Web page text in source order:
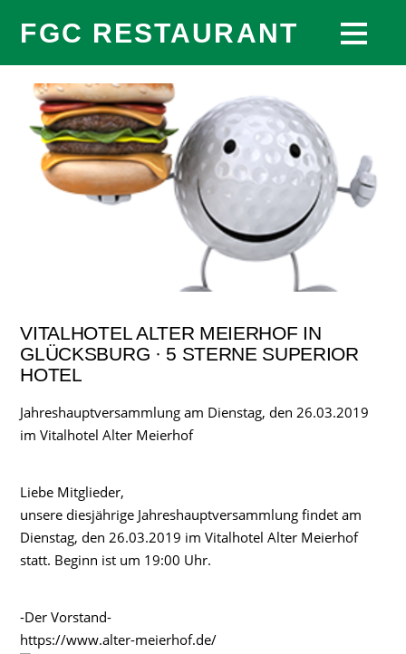
FGC RESTAURANT
VITALHOTEL ALTER MEIERHOF IN
GLÜCKSBURG · 5 STERNE SUPERIOR
HOTEL
Jahreshauptversammlung am Dienstag, den 26.03.2019
im Vitalhotel Alter Meierhof
Liebe Mitglieder,
unsere diesjährige Jahreshauptversammlung findet am
Dienstag, den 26.03.2019 im Vitalhotel Alter Meierhof
statt. Beginn ist um 19:00 Uhr.
-Der Vorstand-
https://www.alter-meierhof.de/